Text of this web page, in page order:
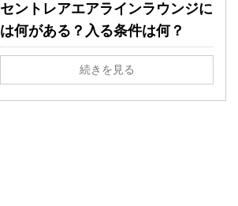
セントレアエアラインラウンジに
は何がある？入る条件は何？
続きを見る